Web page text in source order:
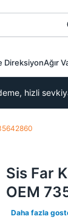
DireksiyonAğır
hizli
Sis Far
OEM
Daha fazla